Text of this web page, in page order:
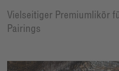
Vielseitiger Premiumlikör
Pairings